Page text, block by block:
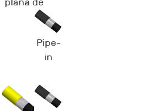
Longman™
W
Pipe-
in